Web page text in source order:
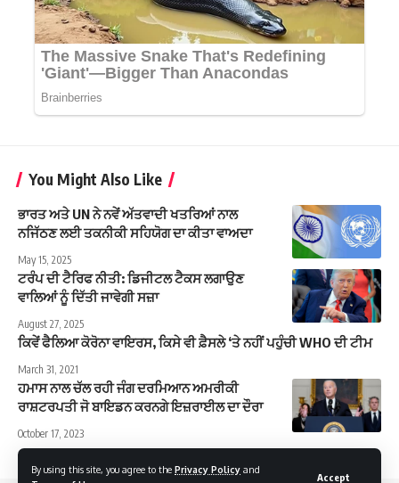
By using this site, you agree to the Privacy Policy and
Accept
You Might Also Like
ਭਾਰਤ ਅਤੇ UN ਨੇ ਨਵੇਂ ਅੱਤਵਾਦੀ ਖਤਰਿਆਂ ਨਾਲ
ਨਜਿੱਠਣ ਲਈ ਤਕਨੀਕੀ ਸਹਿਯੋਗ ਦਾ ਕੀਤਾ ਵਾਅਦਾ
May 15, 2025
ਟਰੰਪ ਦੀ ਟੈਰਿਫ ਨੀਤੀ: ਡਿਜੀਟਲ ਟੈਕਸ ਲਗਾਉਣ
ਵਾਲਿਆਂ ਨੂੰ ਦਿੱਤੀ ਜਾਵੇਗੀ ਸਜ਼ਾ
August 27, 2025
ਕਿਵੇਂ ਫੈਲਿਆ ਕੋਰੋਨਾ ਵਾਇਰਸ, ਕਿਸੇ ਵੀ ਫ਼ੈਸਲੇ ‘ਤੇ ਨਹੀਂ ਪਹੁੰਚੀ WHO ਦੀ ਟੀਮ
March 31, 2021
ਹਮਾਸ ਨਾਲ ਚੱਲ ਰਹੀ ਜੰਗ ਦਰਮਿਆਨ ਅਮਰੀਕੀ
ਰਾਸ਼ਟਰਪਤੀ ਜੋ ਬਾਇਡਨ ਕਰਨਗੇ ਇਜ਼ਰਾਈਲ ਦਾ ਦੌਰਾ
October 17, 2023